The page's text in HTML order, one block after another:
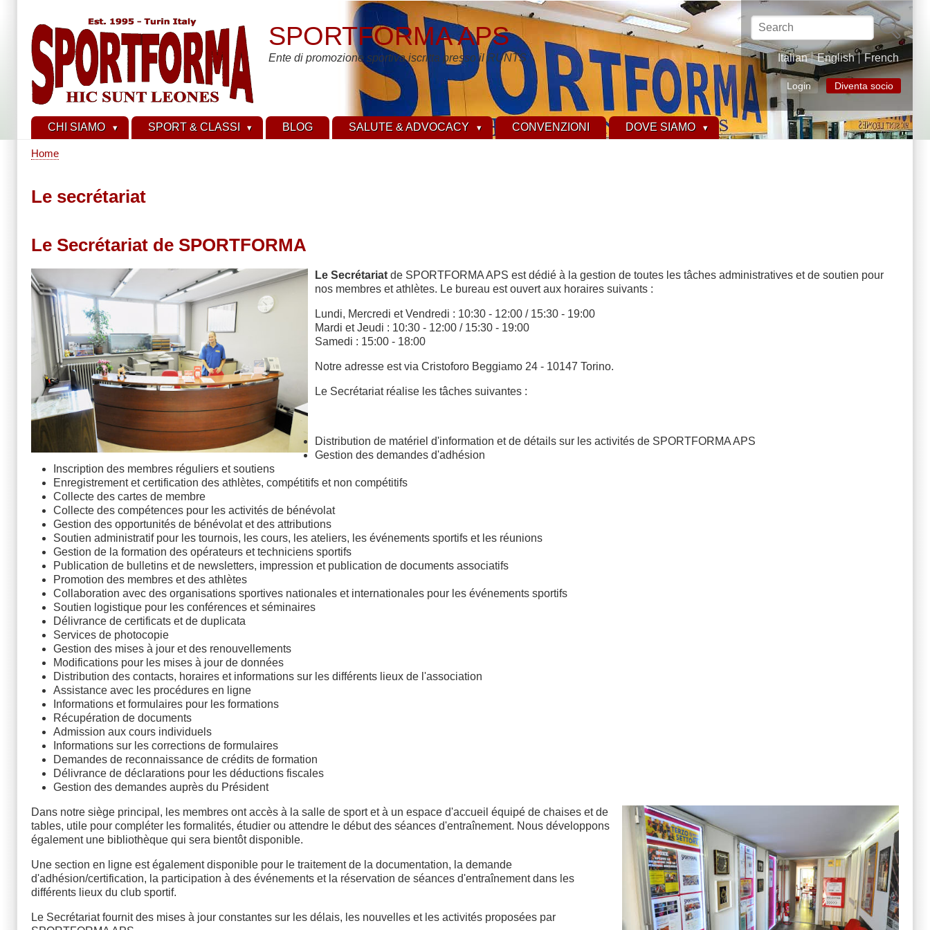
content
Search
Italian English French
Login Diventa socio
SPORTFORMA APS
Ente di promozione sportiva iscritta presso il RUNTS
CHI SIAMO SPORT & CLASSI BLOG SALUTE & ADVOCACY CONVENZIONI DOVE SIAMO
Home
Le secrétariat
Le Secrétariat de SPORTFORMA
Le Secrétariat de SPORTFORMA APS est dédié à la gestion de toutes les tâches administratives et de soutien pour
nos membres et athlètes. Le bureau est ouvert aux horaires suivants :
Lundi, Mercredi et Vendredi : 10:30 - 12:00 / 15:30 - 19:00
Mardi et Jeudi : 10:30 - 12:00 / 15:30 - 19:00
Samedi : 15:00 - 18:00
Notre adresse est via Cristoforo Beggiamo 24 - 10147 Torino.
Le Secrétariat réalise les tâches suivantes :
Distribution de matériel d'information et de détails sur les activités de SPORTFORMA APS
Gestion des demandes d'adhésion
Inscription des membres réguliers et soutiens
Enregistrement et certification des athlètes, compétitifs et non compétitifs
Collecte des cartes de membre
Collecte des compétences pour les activités de bénévolat
Gestion des opportunités de bénévolat et des attributions
Soutien administratif pour les tournois, les cours, les ateliers, les événements sportifs et les réunions
Gestion de la formation des opérateurs et techniciens sportifs
Publication de bulletins et de newsletters, impression et publication de documents associatifs
Promotion des membres et des athlètes
Collaboration avec des organisations sportives nationales et internationales pour les événements sportifs
Soutien logistique pour les conférences et séminaires
Délivrance de certificats et de duplicata
Services de photocopie
Gestion des mises à jour et des renouvellements
Modifications pour les mises à jour de données
Distribution des contacts, horaires et informations sur les différents lieux de l'association
Assistance avec les procédures en ligne
Informations et formulaires pour les formations
Récupération de documents
Admission aux cours individuels
Informations sur les corrections de formulaires
Demandes de reconnaissance de crédits de formation
Délivrance de déclarations pour les déductions fiscales
Gestion des demandes auprès du Président
Dans notre siège principal, les membres ont accès à la salle de sport et à un espace d'accueil équipé de chaises et de
tables, utile pour compléter les formalités, étudier ou attendre le début des séances d'entraînement. Nous développons
également une bibliothèque qui sera bientôt disponible.
Une section en ligne est également disponible pour le traitement de la documentation, la demande
d'adhésion/certification, la participation à des événements et la réservation de séances d'entraînement dans les
différents lieux du club sportif.
Le Secrétariat fournit des mises à jour constantes sur les délais, les nouvelles et les activités proposées par